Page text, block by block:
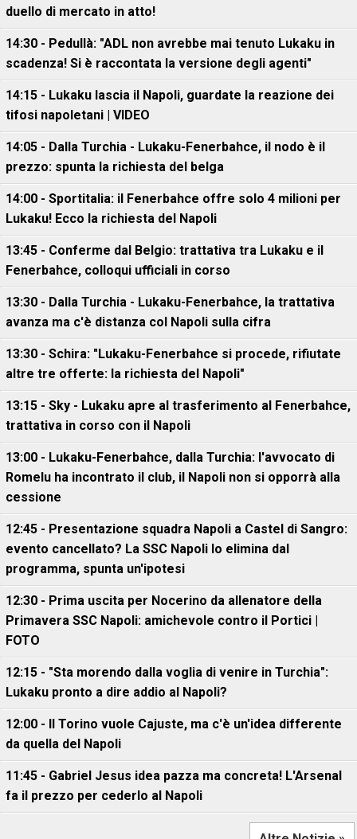
duello di mercato in atto!
14:30 - Pedullà: "ADL non avrebbe mai tenuto Lukaku in
scadenza! Si è raccontata la versione degli agenti"
14:15 - Lukaku lascia il Napoli, guardate la reazione dei
tifosi napoletani | VIDEO
14:05 - Dalla Turchia - Lukaku-Fenerbahce, il nodo è il
prezzo: spunta la richiesta del belga
14:00 - Sportitalia: il Fenerbahce offre solo 4 milioni per
Lukaku! Ecco la richiesta del Napoli
13:45 - Conferme dal Belgio: trattativa tra Lukaku e il
Fenerbahce, colloqui ufficiali in corso
13:30 - Dalla Turchia - Lukaku-Fenerbahce, la trattativa
avanza ma c'è distanza col Napoli sulla cifra
13:30 - Schira: "Lukaku-Fenerbahce si procede, rifiutate
altre tre offerte: la richiesta del Napoli"
13:15 - Sky - Lukaku apre al trasferimento al Fenerbahce,
trattativa in corso con il Napoli
13:00 - Lukaku-Fenerbahce, dalla Turchia: l'avvocato di
Romelu ha incontrato il club, il Napoli non si opporrà alla
cessione
12:45 - Presentazione squadra Napoli a Castel di Sangro:
evento cancellato? La SSC Napoli lo elimina dal
programma, spunta un'ipotesi
12:30 - Prima uscita per Nocerino da allenatore della
Primavera SSC Napoli: amichevole contro il Portici |
FOTO
12:15 - "Sta morendo dalla voglia di venire in Turchia":
Lukaku pronto a dire addio al Napoli?
12:00 - Il Torino vuole Cajuste, ma c'è un'idea differente
da quella del Napoli
11:45 - Gabriel Jesus idea pazza ma concreta! L'Arsenal
fa il prezzo per cederlo al Napoli